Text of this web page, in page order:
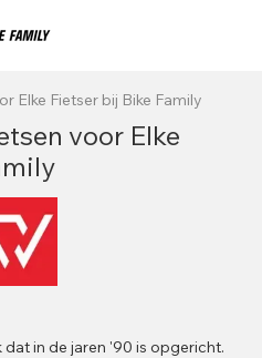
Elke Fietser bij Bike Family
voor Elke
in de jaren '90 is opgericht.